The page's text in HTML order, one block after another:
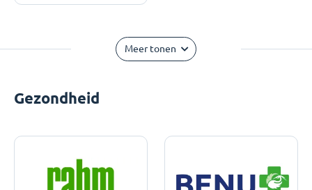
Meer tonen
Gezondheid